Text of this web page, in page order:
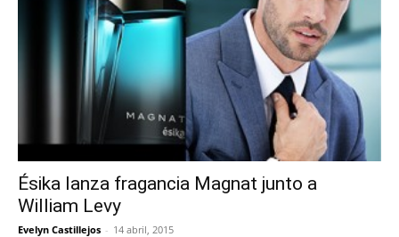
Ésika lanza fragancia Magnat junto a
William Levy
Evelyn Castillejos - 14 abril, 2015